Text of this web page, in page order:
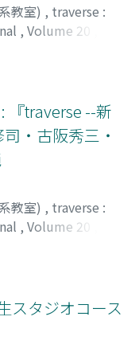
教室) , traverse :
, Volume 20
『traverse --新
・古阪秀三・
教室) , traverse :
, Volume 20
スタジオコース